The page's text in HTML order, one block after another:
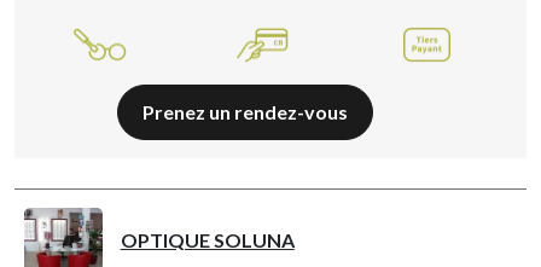
Prenez un rendez-vous
OPTIQUE SOLUNA